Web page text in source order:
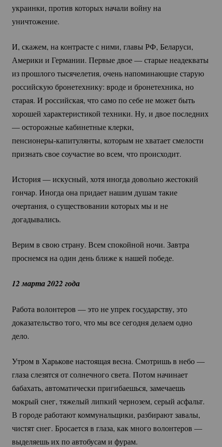
украинки, против которых начали войну на
уничтожение.
И, скажем, на контрасте с ними, главы РФ, Беларуси,
Америки и Германии. Первые двое — старые неадекваты
из прошлого тысячелетия, очень напоминающие старую
российскую бронетехнику: вроде и бронетехника, но
старая. И российская, что само по себе не может быть
хорошей характеристикой техники. Ну, и двое последних
— осторожные кабинетные клерки,
пенсионеры-капитулянты, которым не хватает смелости
признать свое соучастие во всем, что происходит.
История — искусный, хотя иногда довольно жестокий
гончар. Иногда она придает нашим душам такие
очертания, о существовании которых мы и не
догадывались.
Верим в свою страну. Всем спокойной ночи. Завтра
проснемся на один день ближе к нашей победе.
12 марта 2022 года
Работа волонтеров — это не упрек государству, это
доказательство того, что мы все сегодня делаем одно
дело.
Утром в Харькове настоящая весна. Смотришь в небо —
глаза слезятся от солнечного света. Потом начинает
бабахать, автоматически пригибаешься, замечаешь
мокрый снег, тяжелый липкий чернозем, серый асфальт.
В городе работают коммунальщики, разбирают завалы,
чистят снег. Бросается в глаза, как много волонтеров —
выделяешь их по автобусам и фурам.